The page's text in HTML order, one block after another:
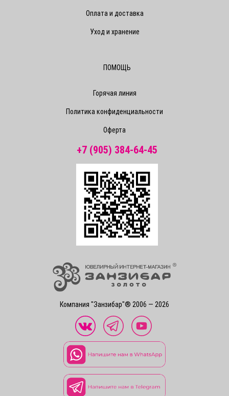
Компания "Занзибар"® 2006 — 2026
Оплата и доставка
Уход и хранение
ПОМОЩЬ
Горячая линия
Политика конфиденциальности
Оферта
+7 (905) 384-64-45